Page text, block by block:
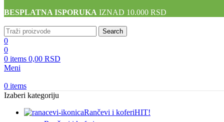
BESPLATNA ISPORUKA IZNAD 10.000 RSD
Search
0
0
0 items 0,00 RSD
Meni
0 items
Izaberi kategoriju
Rančevi i koferiHIT!